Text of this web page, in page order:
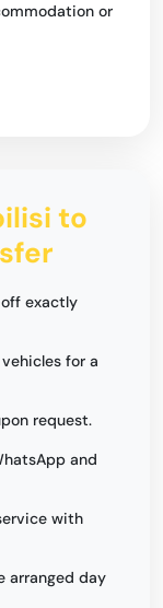
or
to
exactly
for a
request.
and
with
arranged day